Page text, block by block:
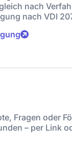
nach
nach VDI
Fragen oder
– per Link